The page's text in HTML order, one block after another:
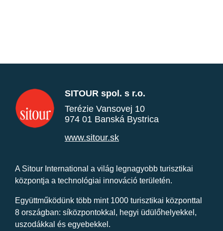
SITOUR spol. s r.o.
Terézie Vansovej 10
974 01 Banská Bystrica
www.sitour.sk
A Sitour International a világ legnagyobb turisztikai
központja a technológiai innováció területén.
Együttműködünk több mint 1000 turisztikai központtal
8 országban: síközpontokkal, hegyi üdülőhelyekkel,
uszodákkal és egyebekkel.